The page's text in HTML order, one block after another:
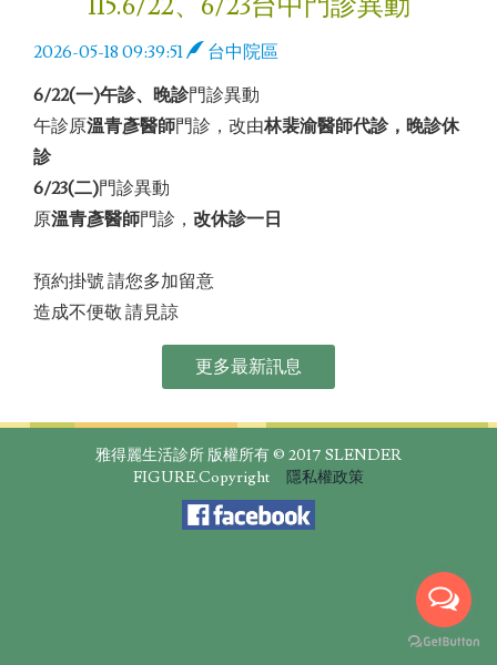
2026-05-18 09:39:51
台中院區
6/22(一)午診、晚診門診異動
午診原溫青彥醫師門診，改由林裴渝醫師代診，晚診休
診
6/23(二)門診異動
原溫青彥醫師門診， 改休診一日
預約掛號 請您多加留意
造成不便敬 請見諒
更多最新訊息
雅得麗生活診所 版權所有 © 2017 SLENDER
FIGURE.Copyright
隱私權政策